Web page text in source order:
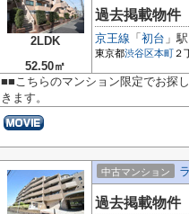
2LDK
52.50㎡
過去掲載物件
京王線 「 初台 」駅
東京都渋谷区本町 ２
■■こちらのマンション限定でお探
きます。
中古マンション
過去掲載物件